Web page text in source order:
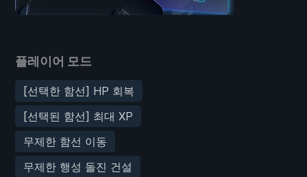
플레이어 모드
[선택한 함선] HP 회복
[선택된 함선] 최대 XP
무제한 함선 이동
무제한 행성 돌진 건설